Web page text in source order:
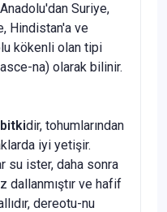
Suriye,
Hindistan'a ve
kökenli olan tipi
na) olarak bilinir.
bitkidir, tohumlarından
iyi yetişir.
su ister, daha sonra
dallanmıştır ve hafif
dereotu-nu